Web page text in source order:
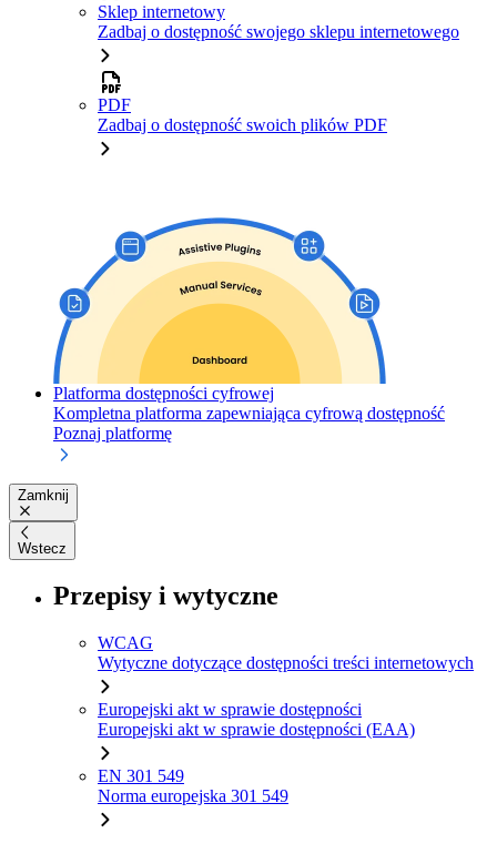
Sklep internetowy
Zadbaj o dostępność swojego sklepu internetowego
PDF
Zadbaj o dostępność swoich plików PDF
Platforma dostępności cyfrowej
Kompletna platforma zapewniająca cyfrową dostępność
Poznaj platformę
Zamknij
Wstecz
Przepisy i wytyczne
WCAG
Wytyczne dotyczące dostępności treści internetowych
Europejski akt w sprawie dostępności
Europejski akt w sprawie dostępności (EAA)
EN 301 549
Norma europejska 301 549